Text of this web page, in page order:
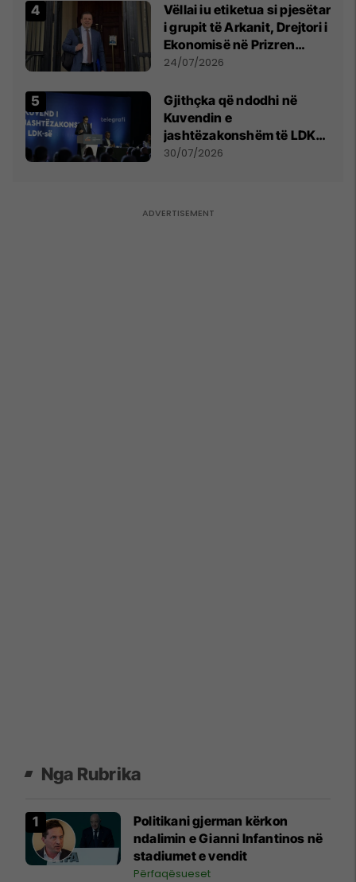
Vëllai iu etiketua si pjesëtar
i grupit të Arkanit, Drejtori i
Ekonomisë në Prizren
mohon pretendimet
24/07/2026
Gjithçka që ndodhi në
Kuvendin e
jashtëzakonshëm të LDK-
së
30/07/2026
Nga Rubrika
Politikani gjerman kërkon
ndalimin e Gianni Infantinos në
stadiumet e vendit
Përfaqësueset